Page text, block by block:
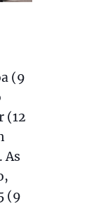
(9
(12
As
(9